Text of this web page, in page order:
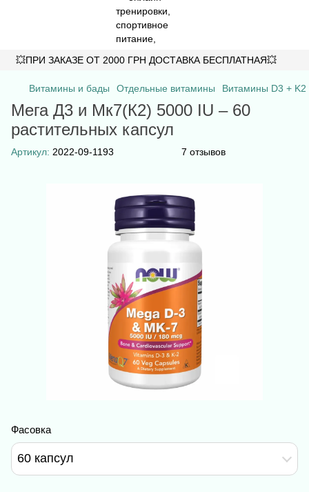
💥ПРИ ЗАКАЗЕ ОТ 2000 ГРН ДОСТАВКА БЕСПЛАТНАЯ💥
Витамины и бады Отдельные витамины Витамины D3 + K2
Мега Д3 и Мк7(К2) 5000 IU – 60
растительных капсул
Артикул: 2022-09-1193 7 отзывов
Фасовка
60 капсул